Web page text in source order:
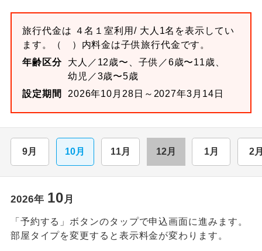
旅行代金は ４名１室利用/ 大人1名を表示してい
ます。
（ ）内料金は子供旅行代金です。
年齢区分
大人／12歳〜、子供／6歳〜11歳、
幼児／3歳〜5歳
設定期間
2026年10月28日～2027年3月14日
9月 10月 11月 12月 1月 2
2026年 10 月
「予約する」ボタンのタップで申込画面に進みます。
部屋タイプを変更すると表示料金が変わります。